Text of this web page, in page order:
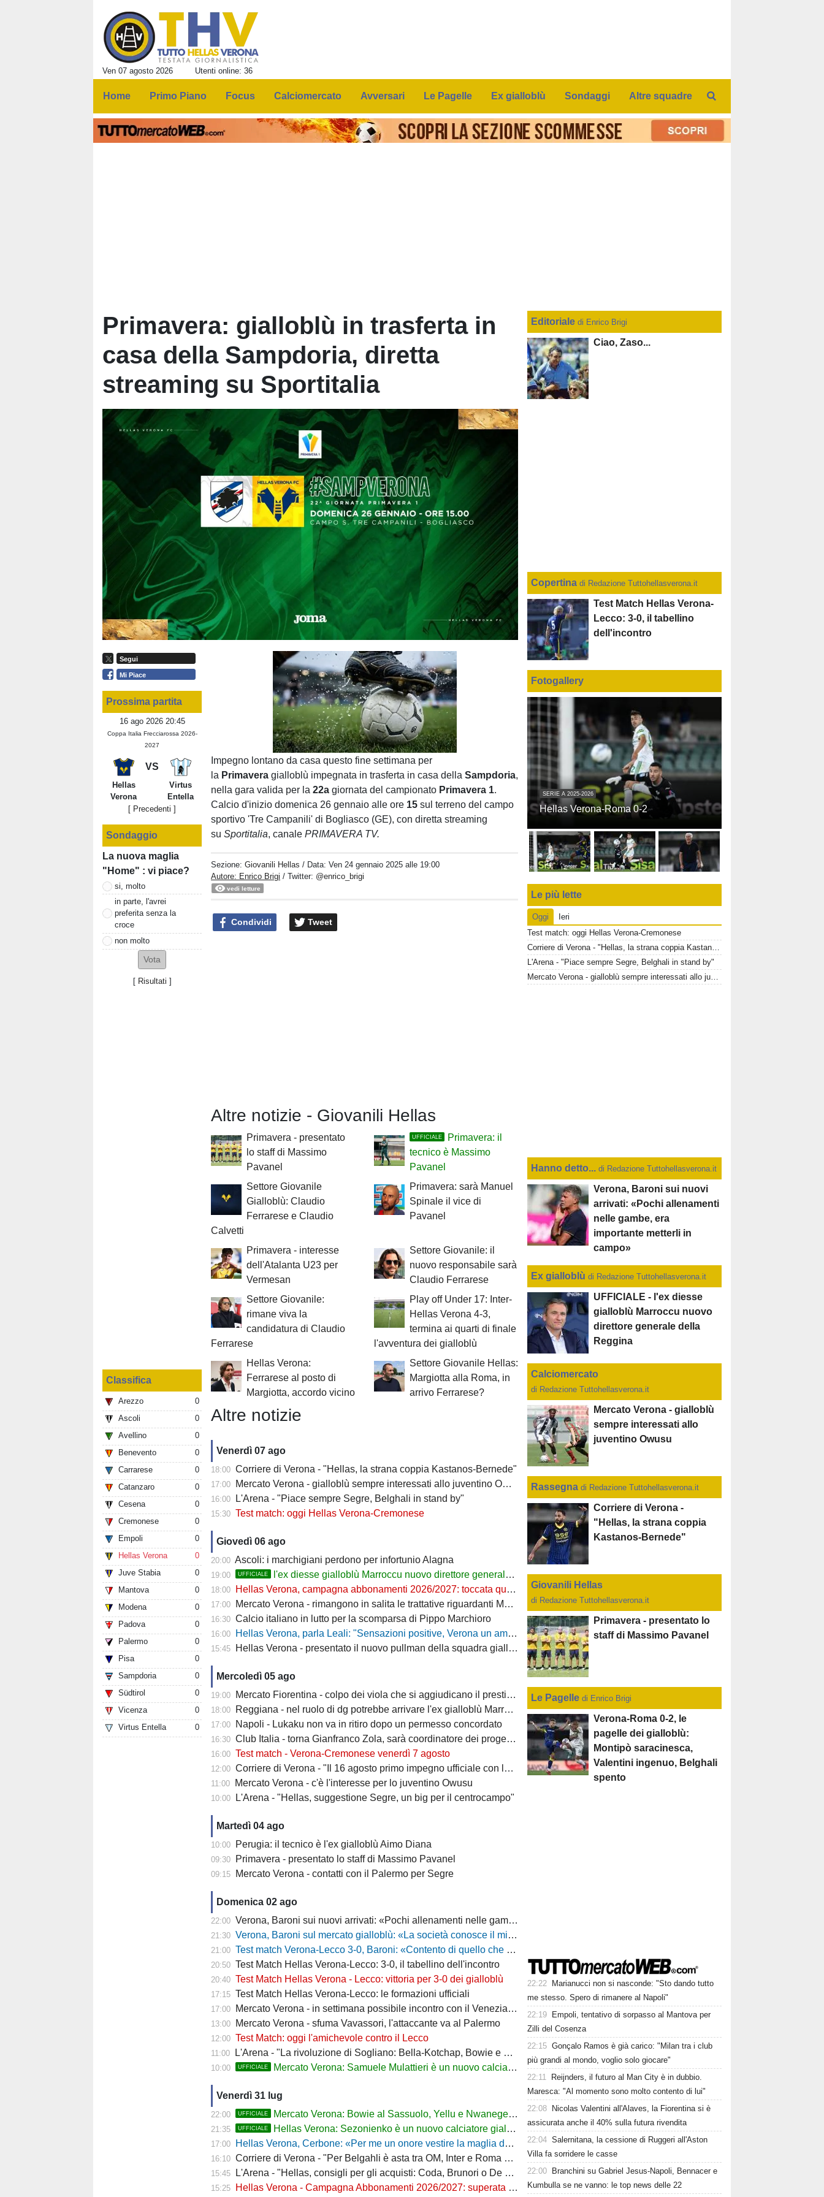
Ven 07 agosto 2026 Utenti online: 36
Home Primo Piano Focus Calciomercato Avversari Le Pagelle Ex gialloblù Sondaggi Altre squadre
Primavera: gialloblù in trasferta in
casa della Sampdoria, diretta
streaming su Sportitalia
Segui
Mi Piace
Prossima partita
16 ago 2026 20:45
Coppa Italia Frecciarossa 2026-
2027
VS
Hellas
Verona
Virtus
Entella
[ Precedenti ]
Sondaggio
La nuova maglia
"Home" : vi piace?
si, molto
in parte, l'avrei
preferita senza la
croce
non molto
[ Risultati ]
Classifica
Arezzo
0
Ascoli
0
Avellino
0
Benevento
0
Carrarese
0
Catanzaro
0
Cesena
0
Cremonese
0
Empoli
0
Hellas Verona
0
Juve Stabia
0
Mantova
0
Modena
0
Padova
0
Palermo
0
Pisa
0
Sampdoria
0
Südtirol
0
Vicenza
0
Virtus Entella
0
Unmute
Loaded:
100.00%
Impegno lontano da casa questo fine settimana per
la Primaveragialloblù impegnata in trasferta in casa dellaSampdoria,
nella gara valida per la22agiornata del campionato Primavera 1.
Calcio d'inizio domenica 26 gennaio alle ore 15sul terreno del campo
sportivo 'Tre Campanili' di Bogliasco (GE), con diretta streaming
suSportitalia, canalePRIMAVERA TV.
Sezione:Giovanili Hellas / Data:Ven 24 gennaio 2025 alle 19:00
Autore: Enrico Brigi / Twitter: @enrico_brigi
vedi letture
Condividi Tweet
Altre notizie - Giovanili Hellas
Primavera - presentato
lo staff di Massimo
Pavanel
UFFICIALE
Primavera: il
tecnico è Massimo
Pavanel
Settore Giovanile
Gialloblù: Claudio
Ferrarese e Claudio
Calvetti
Primavera: sarà Manuel
Spinale il vice di
Pavanel
Primavera - interesse
dell'Atalanta U23 per
Vermesan
Settore Giovanile: il
nuovo responsabile sarà
Claudio Ferrarese
Settore Giovanile:
rimane viva la
candidatura di Claudio
Ferrarese
Play off Under 17: Inter-
Hellas Verona 4-3,
termina ai quarti di finale
l'avventura dei gialloblù
Hellas Verona:
Ferrarese al posto di
Margiotta, accordo vicino
Settore Giovanile Hellas:
Margiotta alla Roma, in
arrivo Ferrarese?
Altre notizie
Venerdì 07 ago
18:00 Corriere di Verona - "Hellas, la strana coppia Kastanos-Bernede"
17:00 Mercato Verona - gialloblù sempre interessati allo juventino Owusu
16:00 L'Arena - "Piace sempre Segre, Belghali in stand by"
15:30 Test match: oggi Hellas Verona-Cremonese
Giovedì 06 ago
20:00 Ascoli: i marchigiani perdono per infortunio Alagna
19:00 UFFICIALE l'ex diesse gialloblù Marroccu nuovo direttore generale della Reggina
18:00 Hellas Verona, campagna abbonamenti 2026/2027: toccata quota 11mila
17:00 Mercato Verona - rimangono in salita le trattative riguardanti Montipò e Segre
16:30 Calcio italiano in lutto per la scomparsa di Pippo Marchioro
16:00 Hellas Verona, parla Leali: "Sensazioni positive, Verona un ambiente dove si può lavorare bene"
15:45 Hellas Verona - presentato il nuovo pullman della squadra gialloblù
Mercoledì 05 ago
19:00 Mercato Fiorentina - colpo dei viola che si aggiudicano il prestito dal Real di Mastantuono
18:00 Reggiana - nel ruolo di dg potrebbe arrivare l'ex gialloblù Marroccu
17:00 Napoli - Lukaku non va in ritiro dopo un permesso concordato
16:30 Club Italia - torna Gianfranco Zola, sarà coordinatore dei progetti delle attività giovanili
16:00 Test match - Verona-Cremonese venerdì 7 agosto
12:00 Corriere di Verona - "Il 16 agosto primo impegno ufficiale con la Coppa Italia"
11:00 Mercato Verona - c'è l'interesse per lo juventino Owusu
10:00 L'Arena - "Hellas, suggestione Segre, un big per il centrocampo"
Martedì 04 ago
10:00 Perugia: il tecnico è l'ex gialloblù Aimo Diana
09:30 Primavera - presentato lo staff di Massimo Pavanel
09:15 Mercato Verona - contatti con il Palermo per Segre
Domenica 02 ago
22:00 Verona, Baroni sui nuovi arrivati: «Pochi allenamenti nelle gambe, era importante metterli in campo»
21:30 Verona, Baroni sul mercato gialloblù: «La società conosce il mio progetto, la mia garanzia è Sogliano»
21:00 Test match Verona-Lecco 3-0, Baroni: «Contento di quello che ho visto, la strada è questa e non torneremo indietro»
20:50 Test Match Hellas Verona-Lecco: 3-0, il tabellino dell'incontro
20:40 Test Match Hellas Verona - Lecco: vittoria per 3-0 dei gialloblù
17:15 Test Match Hellas Verona-Lecco: le formazioni ufficiali
17:00 Mercato Verona - in settimana possibile incontro con il Venezia per Montipò
13:00 Mercato Verona - sfuma Vavassori, l'attaccante va al Palermo
12:00 Test Match: oggi l'amichevole contro il Lecco
11:00 L'Arena - "La rivoluzione di Sogliano: Bella-Kotchap, Bowie e ora Belghali"
10:00 UFFICIALE Mercato Verona: Samuele Mulattieri è un nuovo calciatore gialloblù
Venerdì 31 lug
22:00 UFFICIALE Mercato Verona: Bowie al Sassuolo, Yellu e Nwanege in prestito
21:35 UFFICIALE Hellas Verona: Sezonienko è un nuovo calciatore gialloblù
17:00 Hellas Verona, Cerbone: «Per me un onore vestire la maglia dell'Hellas»
16:10 Corriere di Verona - "Per Belgahli è asta tra OM, Inter e Roma con base fissata a 15mln"
15:45 L'Arena - "Hellas, consigli per gli acquisti: Coda, Brunori o De Luca?"
15:25 Hellas Verona - Campagna Abbonamenti 2026/2027: superata quota 10mila tessere
Editorialedi Enrico Brigi
Ciao, Zaso...
Copertina di Redazione Tuttohellasverona.it
Test Match Hellas Verona-
Lecco: 3-0, il tabellino
dell'incontro
Fotogallery
SERIE A 2025-2026
Hellas Verona-Roma 0-2
Le più lette
Oggi
Ieri
Test match: oggi Hellas Verona-Cremonese
Corriere di Verona - "Hellas, la strana coppia Kastanos-Bernede"
L'Arena - "Piace sempre Segre, Belghali in stand by"
Mercato Verona - gialloblù sempre interessati allo juventino Owusu
Hanno detto... di Redazione Tuttohellasverona.it
Verona, Baroni sui nuovi
arrivati: «Pochi allenamenti
nelle gambe, era
importante metterli in
campo»
Ex gialloblùdi Redazione Tuttohellasverona.it
UFFICIALE - l'ex diesse
gialloblù Marroccu nuovo
direttore generale della
Reggina
Calciomercato
di Redazione Tuttohellasverona.it
Mercato Verona - gialloblù
sempre interessati allo
juventino Owusu
Rassegna di Redazione Tuttohellasverona.it
Corriere di Verona -
"Hellas, la strana coppia
Kastanos-Bernede"
Giovanili Hellas
di Redazione Tuttohellasverona.it
Primavera - presentato lo
staff di Massimo Pavanel
Le Pagelle di Enrico Brigi
Verona-Roma 0-2, le
pagelle dei gialloblù:
Montipò saracinesca,
Valentini ingenuo, Belghali
spento
22:22
Marianucci non si nasconde: "Sto dando tutto
me stesso. Spero di rimanere al Napoli"
22:19
Empoli, tentativo di sorpasso al Mantova per
Zilli del Cosenza
22:15 Gonçalo Ramos è già carico: "Milan tra i club
più grandi al mondo, voglio solo giocare"
22:11
Reijnders, il futuro al Man City è in dubbio.
Maresca: "Al momento sono molto contento di lui"
22:08
Nicolas Valentini all'Alaves, la Fiorentina si è
assicurata anche il 40% sulla futura rivendita
22:04 Salernitana, la cessione di Ruggeri all'Aston
Villa fa sorridere le casse
22:00
Branchini su Gabriel Jesus-Napoli, Bennacer e
Kumbulla se ne vanno: le top news delle 22